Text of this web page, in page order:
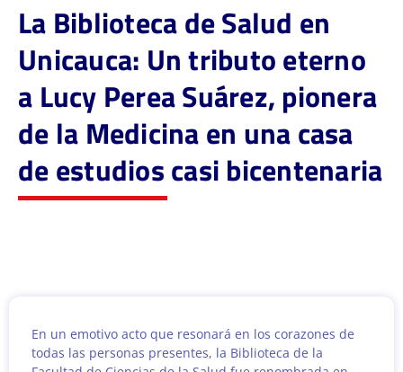
La Biblioteca de Salud en
Unicauca: Un tributo eterno
a Lucy Perea Suárez, pionera
de la Medicina en una casa
de estudios casi bicentenaria
En un emotivo acto que resonará en los corazones de
todas las personas presentes, la Biblioteca de la